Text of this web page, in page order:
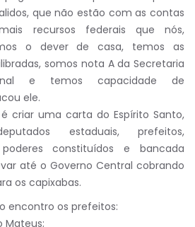
que não estão com as contas
recursos federais que nós,
o dever de casa, temos as
somos nota A da Secretaria
e temos capacidade de
ele.
criar uma carta do Espírito Santo,
estaduais, prefeitos,
constituídos e bancada
até o Governo Central cobrando
os capixabas.
encontro os prefeitos:
Mateus;